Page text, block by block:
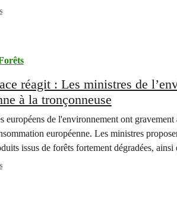
réagit : Les ministres de
à la tronçonneuse
européens de l'environnement ont
européenne. Les ministres
issus de forêts fortement dégradées,